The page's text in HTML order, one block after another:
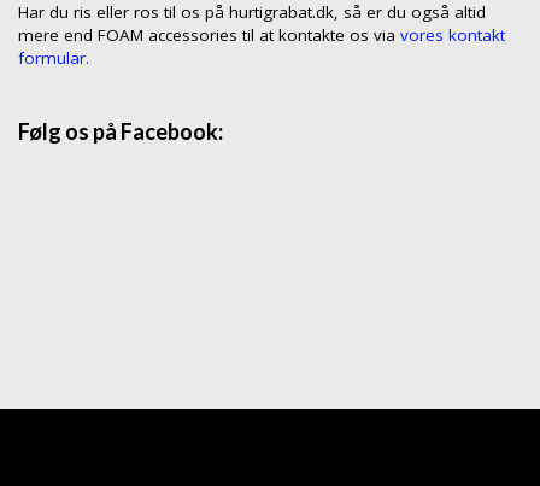
Har du ris eller ros til os på hurtigrabat.dk, så er du også altid
mere end FOAM accessories til at kontakte os via vores kontakt
formular.
Følg os på Facebook: